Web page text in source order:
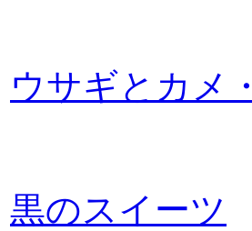
ウサギとカメ
黒のスイーツ